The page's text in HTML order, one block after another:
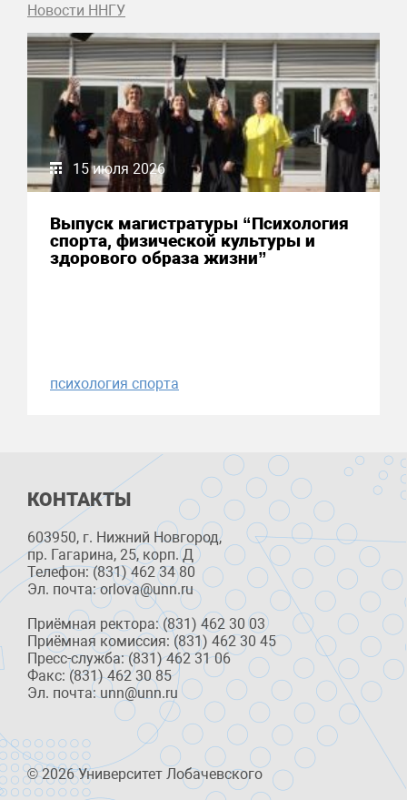
Новости ННГУ
15 июля 2026
Выпуск магистратуры “Психология
спорта, физической культуры и
здорового образа жизни”
психология спорта
КОНТАКТЫ
603950, г. Нижний Новгород,
пр. Гагарина, 25, корп. Д
Телефон: (831) 462 34 80
Эл. почта: orlova@unn.ru
Приёмная ректора: (831) 462 30 03
Приёмная комиссия: (831) 462 30 45
Пресс-служба: (831) 462 31 06
Факс: (831) 462 30 85
Эл. почта: unn@unn.ru
© 2026 Университет Лобачевского